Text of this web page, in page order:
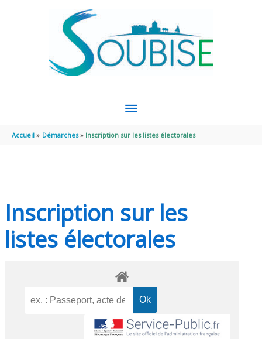
MENU
PRINCIPAL
Accueil Démarches Inscription sur les listes électorales
Inscription sur les
listes électorales